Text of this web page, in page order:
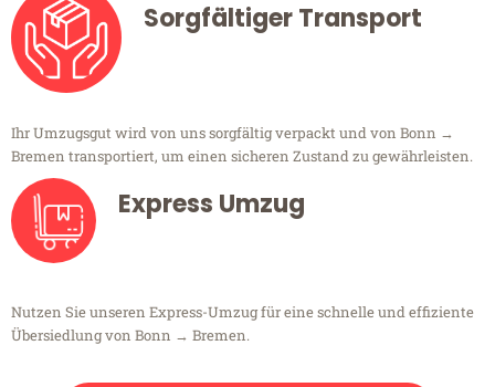
Sorgfältiger Transport
Ihr Umzugsgut wird von uns sorgfältig verpackt und von Bonn →
Bremen transportiert, um einen sicheren Zustand zu gewährleisten.
Express Umzug
Nutzen Sie unseren Express-Umzug für eine schnelle und effiziente
Übersiedlung von Bonn → Bremen.